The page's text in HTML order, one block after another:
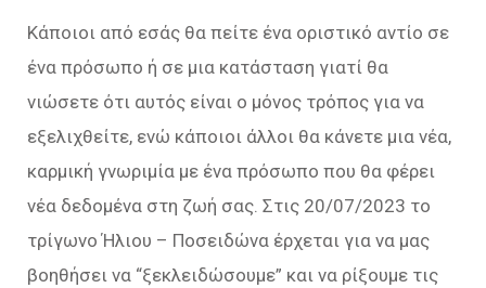
Κάποιοι από εσάς θα πείτε ένα οριστικό αντίο σε
ένα πρόσωπο ή σε μια κατάσταση γιατί θα
νιώσετε ότι αυτός είναι ο μόνος τρόπος για να
εξελιχθείτε, ενώ κάποιοι άλλοι θα κάνετε μια νέα,
καρμική γνωριμία με ένα πρόσωπο που θα φέρει
νέα δεδομένα στη ζωή σας. Στις 20/07/2023 το
τρίγωνο Ήλιου – Ποσειδώνα έρχεται για να μας
βοηθήσει να “ξεκλειδώσουμε” και να ρίξουμε τις